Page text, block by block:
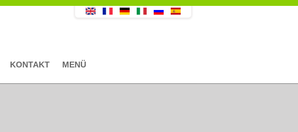
KONTAKT MENÜ